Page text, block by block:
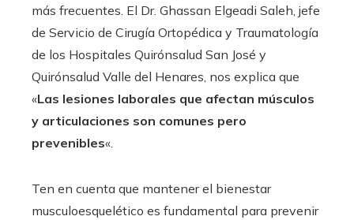
más frecuentes. El Dr. Ghassan Elgeadi Saleh, jefe
de Servicio de Cirugía Ortopédica y Traumatología
de los Hospitales Quirónsalud San José y
Quirónsalud Valle del Henares, nos explica que
«Las lesiones laborales que afectan músculos
y articulaciones son comunes pero
prevenibles«.
Ten en cuenta que mantener el bienestar
musculoesquelético es fundamental para prevenir